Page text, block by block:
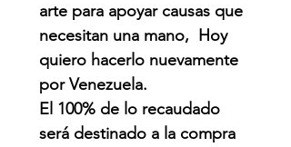
arte para apoyar causas que
necesitan una mano, Hoy
quiero hacerlo nuevamente
por Venezuela.
El 100% de lo recaudado
será destinado a la compra